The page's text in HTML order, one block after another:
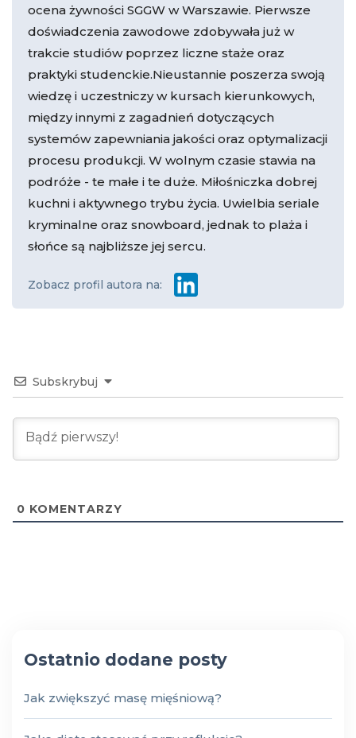
ocena żywności SGGW w Warszawie. Pierwsze
doświadczenia zawodowe zdobywała już w
trakcie studiów poprzez liczne staże oraz
praktyki studenckie.Nieustannie poszerza swoją
wiedzę i uczestniczy w kursach kierunkowych,
między innymi z zagadnień dotyczących
systemów zapewniania jakości oraz optymalizacji
procesu produkcji. W wolnym czasie stawia na
podróże - te małe i te duże. Miłośniczka dobrej
kuchni i aktywnego trybu życia. Uwielbia seriale
kryminalne oraz snowboard, jednak to plaża i
słońce są najbliższe jej sercu.
Zobacz profil autora na:
Subskrybuj
0 KOMENTARZY
Ostatnio dodane posty
Jak zwiększyć masę mięśniową?